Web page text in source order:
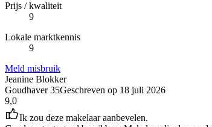
Prijs / kwaliteit
9
Lokale marktkennis
9
Meld misbruik
Jeanine Blokker
Goudhaver 35Geschreven op 18 juli 2026
9,0
Ik zou deze makelaar aanbevelen.